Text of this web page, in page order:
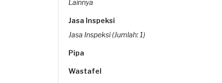
Lainnya
Jasa Inspeksi
Jasa Inspeksi (Jumlah: 1)
Pipa
Wastafel